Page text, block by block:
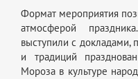
Формат мероприятия
атмосферой
выступили с
и традиций
Мороза в культуре